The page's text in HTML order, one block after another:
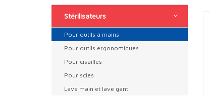
Stérilisateurs
Pour outils à mains
Pour outils ergonomiques
Pour cisailles
Pour scies
Lave main et lave gant